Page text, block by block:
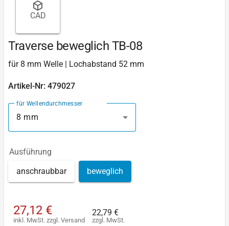
CAD
Traverse beweglich TB-08
für 8 mm Welle | Lochabstand 52 mm
Artikel-Nr: 479027
für Wellendurchmesser
8 mm
Ausführung
anschraubbar beweglich
27,12 €
inkl. MwSt. zzgl. Versand
22,79 €
zzgl. MwSt.